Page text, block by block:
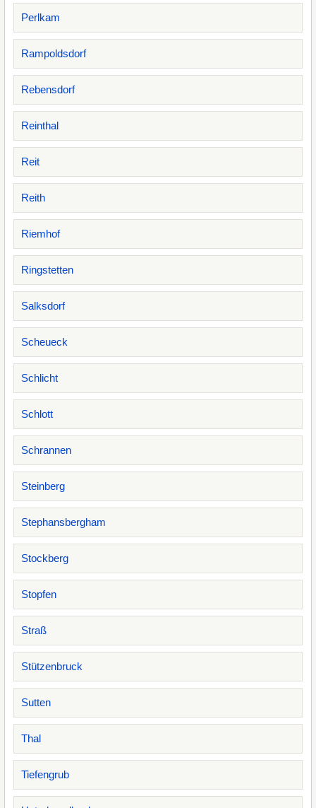
Perlkam
Rampoldsdorf
Rebensdorf
Reinthal
Reit
Reith
Riemhof
Ringstetten
Salksdorf
Scheueck
Schlicht
Schlott
Schrannen
Steinberg
Stephansbergham
Stockberg
Stopfen
Straß
Stützenbruck
Sutten
Thal
Tiefengrub